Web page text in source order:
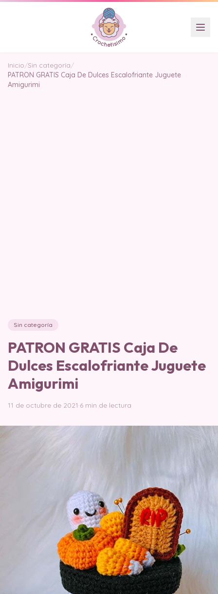
Inicio/Sin categoría/
PATRON GRATIS Caja De Dulces Escalofriante Juguete
Amigurimi
Sin categoría
PATRON GRATIS Caja De
Dulces Escalofriante Juguete
Amigurimi
11 de octubre de 2021·6 min de lectura